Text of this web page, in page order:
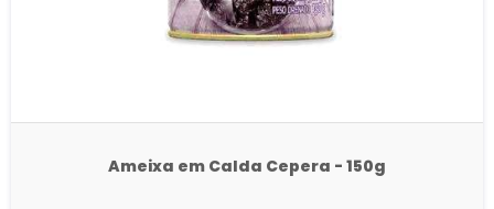
Ameixa em Calda Cepera - 150g